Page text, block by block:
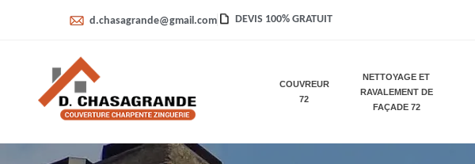
d.chasagrande@gmail.com DEVIS 100% GRATUIT
COUVREUR
72
NETTOYAGE ET
RAVALEMENT DE
FAÇADE 72